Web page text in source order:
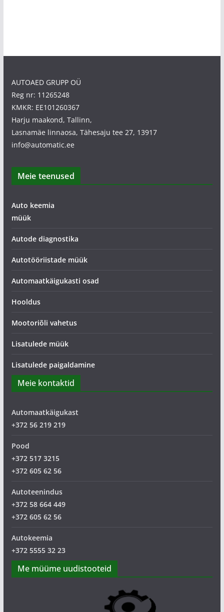
AUTOAED GRUPP OÜ
Reg nr: 11265248
KMKR: EE101260367
Harju maakond, Tallinn,
Lasnamäe linnaosa, Tähesaju tee 27, 13917
info@automatic.ee
Meie teenused
Auto keemia
müük
Autode diagnostika
Autotööriistade müük
Automaatkäigukasti osad
Hooldus
Mootoriõli vahetus
Lisatulede müük
Lisatulede paigaldamine
Meie kontaktid
Automaatkäigukast
+372 56 219 219
Pood
+372 517 3215
+372 605 62 56
Autoteenindus
+372 58 664 449
+372 605 62 56
Autokeemia
+372 5555 32 23
Me müüme uudistooteid